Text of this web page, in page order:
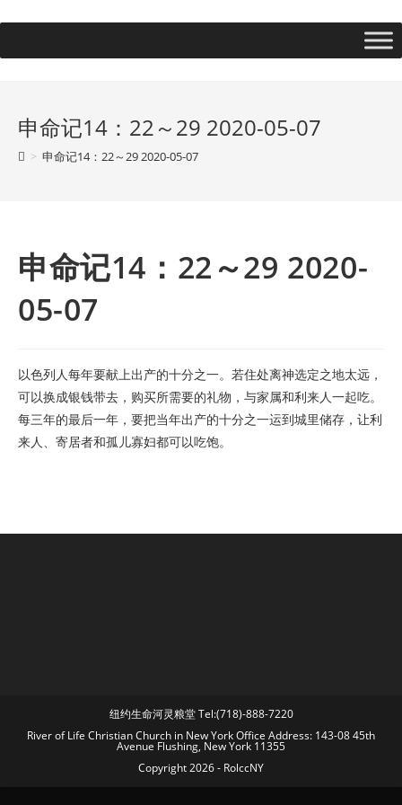
申命记14：22～29 2020-05-07
> 申命记14：22～29 2020-05-07
申命记14：22～29 2020-
05-07
以色列人每年要献上出产的十分之一。若住处离神选定之地太远，
可以换成银钱带去，购买所需要的礼物，与家属和利来人一起吃。
每三年的最后一年，要把当年出产的十分之一运到城里储存，让利
来人、寄居者和孤儿寡妇都可以吃饱。
纽约生命河灵粮堂 Tel:(718)-888-7220
River of Life Christian Church in New York Office Address: 143-08 45th
Avenue Flushing, New York 11355
Copyright 2026 - RolccNY